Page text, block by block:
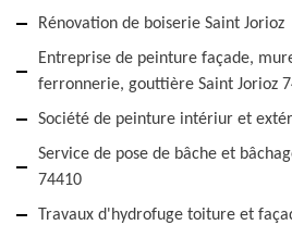
Rénovation de boiserie Saint Jorioz
Entreprise de peinture façade,
ferronnerie, gouttière Saint Jorioz
Société de peinture intériur et
Service de pose de bâche et
74410
Travaux d'hydrofuge toiture et